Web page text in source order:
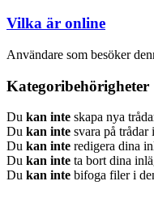
Vilka är online
Användare som besöker
Kategoribehörigheter
Du kan inte skapa nya
Du kan inte svara på trådar
Du kan inte redigera dina
Du kan inte ta bort dina
Du kan inte bifoga filer i